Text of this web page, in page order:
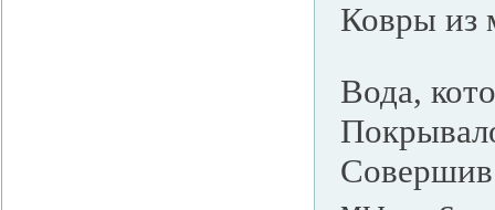
Ковры из
Вода,